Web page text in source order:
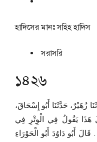
হাদিসের মানঃসহিহ হাদিস
সরাসরি
১৪২৬
زُهَيْرٌ، حَدَّثَنَا أَبُو إِسْحَاقَ،
هَذَا يَقُولُ فِي الْوِتْرِ فِي
أَبُو دَاوُدَ أَبُو الْحَوْرَاءِ